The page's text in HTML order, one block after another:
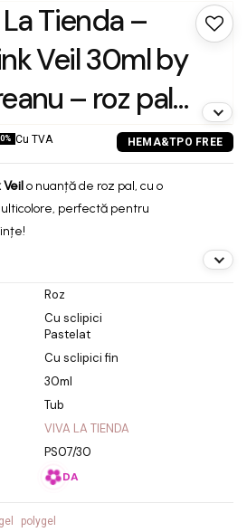
Tienda –
Veil 30ml by
– roz pal
pentru
și
Cu TVA
o nuanță de roz pal, cu o
perfectă pentru
Roz
Cu sclipici
Pastelat
Cu sclipici fin
30ml
Tub
VIVA LA TIENDA
PS07/30
DA
polygel